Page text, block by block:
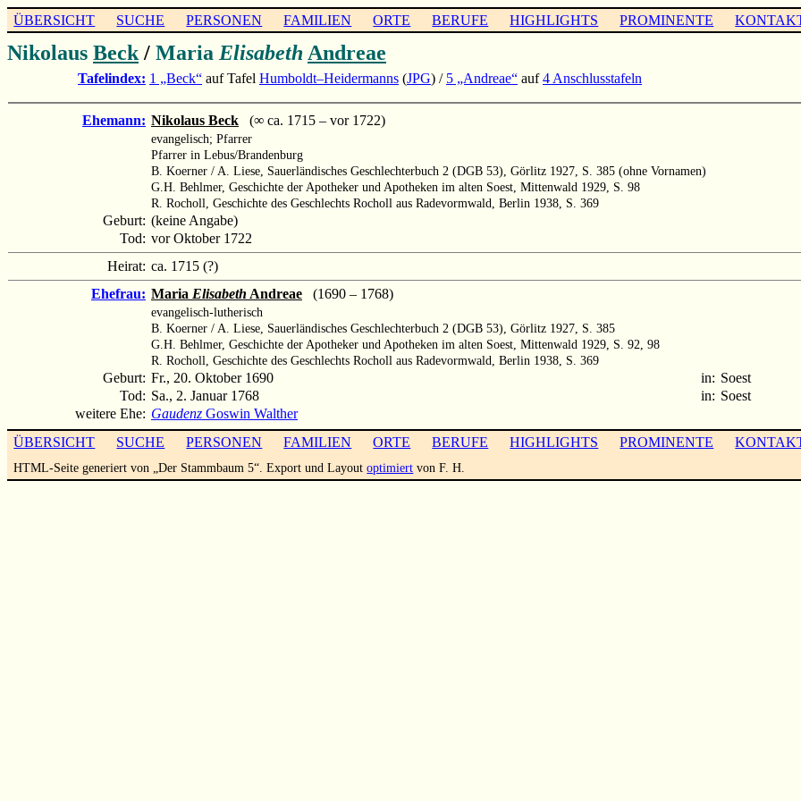
ÜBERSICHT SUCHE PERSONEN FAMILIEN ORTE BERUFE HIGHLIGHTS PROMINENTE
Nikolaus Beck / Maria Elisabeth Andreae
Tafelindex: 1 „Beck“ auf Tafel Humboldt–Heidermanns (JPG) / 5 „Andreae“ auf4 Anschlusstafeln
Ehemann: Nikolaus Beck (∞ ca. 1715 – vor 1722)
evangelisch; Pfarrer
Pfarrer in Lebus/Brandenburg
B. Koerner / A. Liese, Sauerländisches Geschlechterbuch 2 (DGB 53), Görlitz 1927, S. 385 (ohne Vornamen)
G.H. Behlmer, Geschichte der Apotheker und Apotheken im alten Soest, Mittenwald 1929, S. 98
R. Rocholl, Geschichte des Geschlechts Rocholl aus Radevormwald, Berlin 1938, S. 369
Geburt: (keine Angabe)
Tod: vor Oktober 1722
Heirat: ca. 1715 (?)
Ehefrau: Maria Elisabeth Andreae (1690 – 1768)
evangelisch-lutherisch
B. Koerner / A. Liese, Sauerländisches Geschlechterbuch 2 (DGB 53), Görlitz 1927, S. 385
G.H. Behlmer, Geschichte der Apotheker und Apotheken im alten Soest, Mittenwald 1929, S. 92, 98
R. Rocholl, Geschichte des Geschlechts Rocholl aus Radevormwald, Berlin 1938, S. 369
Geburt: Fr., 20. Oktober 1690 in: Soest
Tod: Sa., 2. Januar 1768 in: Soest
weitere Ehe: Gaudenz Goswin Walther
ÜBERSICHT
SUCHE PERSONEN FAMILIEN ORTE BERUFE HIGHLIGHTS PROMINENTE
HTML-Seite generiert von „Der Stammbaum 5“. Export und Layoutoptimiert von F. H.